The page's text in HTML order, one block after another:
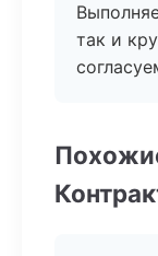
так и